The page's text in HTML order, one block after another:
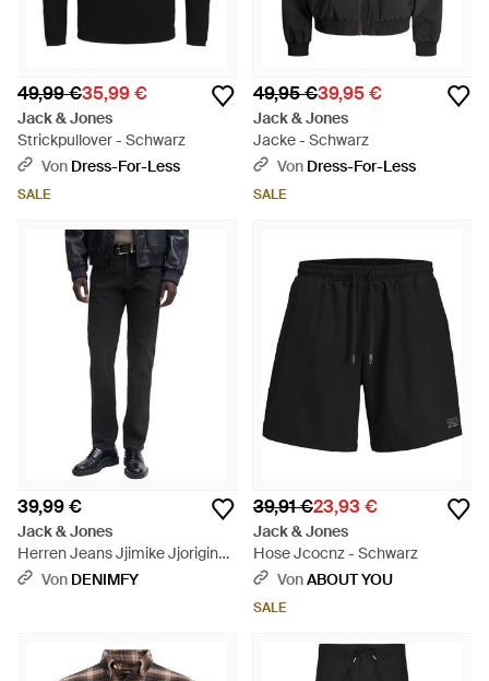
49,99 €35,99 €
Jack & Jones
Strickpullover - Schwarz
Von Dress-For-Less
SALE
49,95 €39,95 €
Jack & Jones
Jacke - Schwarz
Von Dress-For-Less
SALE
39,99 €
Jack & Jones
Herren Jeans Jjimike Jjoriginal
- Schwarz
Von DENIMFY
39,91 €23,93 €
Jack & Jones
Hose Jcocnz - Schwarz
VonABOUT YOU
SALE